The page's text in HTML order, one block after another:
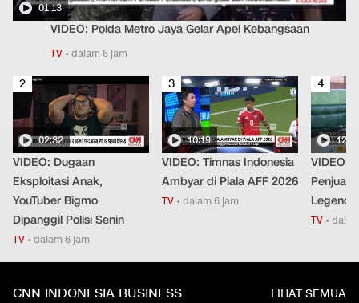
01:13
VIDEO: Polda Metro Jaya Gelar Apel Kebangsaan
TV•dalam 6 jam
2
02:32
VIDEO: Dugaan
Eksploitasi Anak,
YouTuber Bigmo
Dipanggil Polisi Senin
TV •dalam 6 jam
3
10:19
VIDEO: Timnas Indonesia
Ambyar di Piala AFF 2026
TV •dalam 6 jam
4
VIDEO:
Penjual
TV •
CNN INDONESIA BUSINESS LIHAT SEMUA